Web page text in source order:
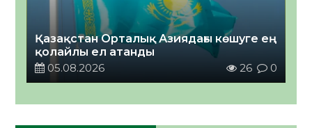
Қазақстан Орталық Азиядағы көшуге ең
қолайлы ел атанды
05.08.2026
26 0